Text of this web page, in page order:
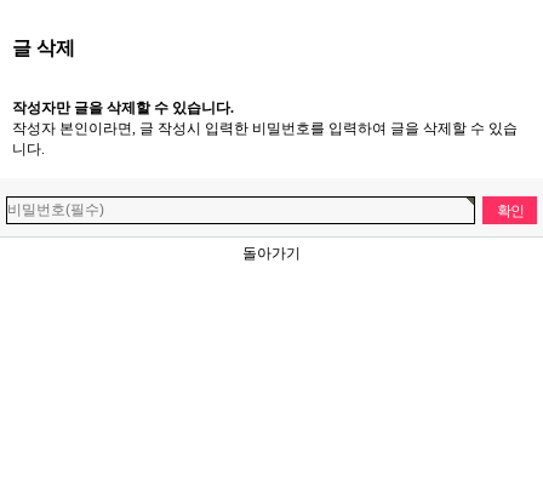
글 삭제
작성자만 글을 삭제할 수 있습니다.
작성자 본인이라면, 글 작성시 입력한 비밀번호를 입력하여 글을 삭제할 수 있습
니다.
돌아가기